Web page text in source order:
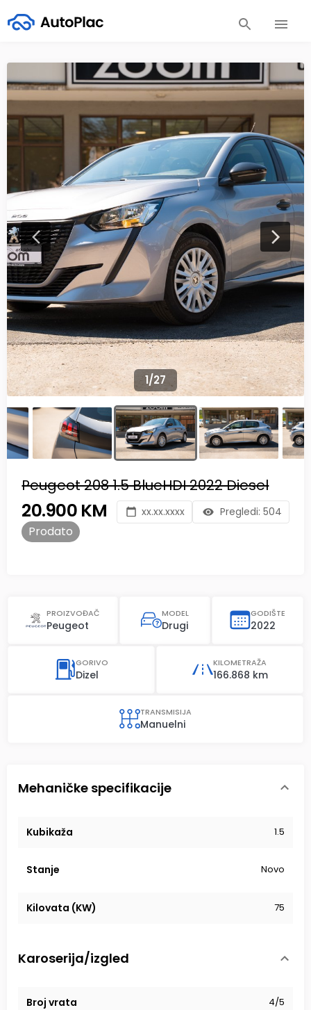
1/27
Peugeot 208 1.5 BlueHDI 2022 Diesel
20.900 KM
Prodato
xx.xx.xxxx Pregledi: 504
PROIZVOĐAČ
Peugeot
MODEL
Drugi
GODIŠTE
2022
GORIVO
Dizel
KILOMETRAŽA
166.868 km
TRANSMISIJA
Manuelni
Mehaničke specifikacije
Kubikaža 1.5
Stanje Novo
Kilovata (KW) 75
Karoserija/izgled
Broj vrata 4/5